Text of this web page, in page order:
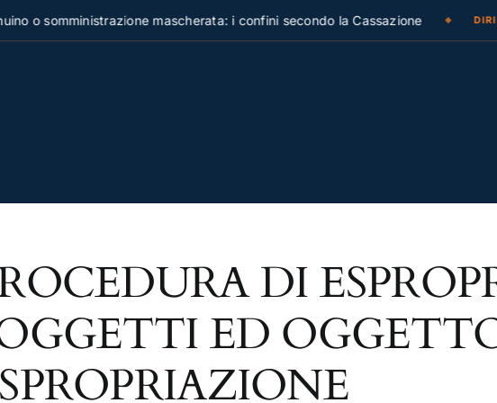
o somministrazione mascherata: i confini secondo la Cassazione
DI
ED